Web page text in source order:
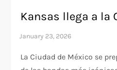
Kansas llega a la
La Ciudad de México se